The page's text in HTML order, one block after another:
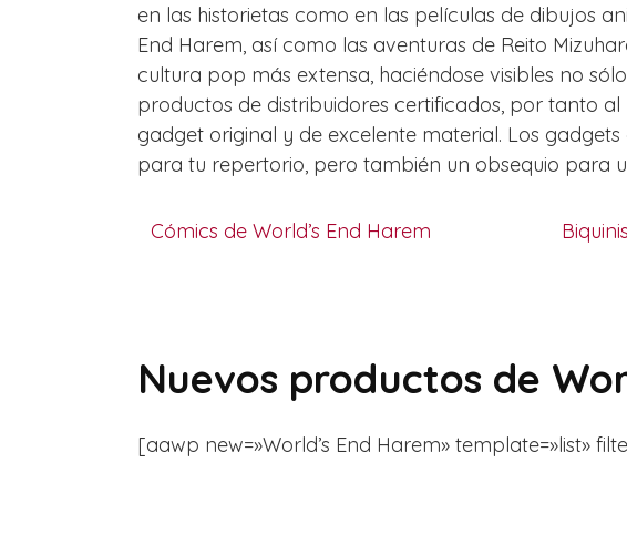
en las historietas como en las películas de dibujos
End Harem, así como las aventuras de Reito
cultura pop más extensa, haciéndose visibles no
productos de distribuidores certificados, por tanto
gadget original y de excelente material. Los
para tu repertorio, pero también un obsequio para
Cómics de World’s End Harem
Nuevos productos de
[aawp new=»World’s End Harem» template=»list»